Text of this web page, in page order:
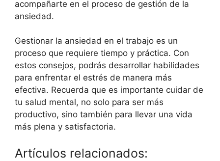
acompañarte en el proceso de gestión de la
ansiedad.
Gestionar la ansiedad en el trabajo es un
proceso que requiere tiempo y práctica. Con
estos consejos, podrás desarrollar habilidades
para enfrentar el estrés de manera más
efectiva. Recuerda que es importante cuidar de
tu salud mental, no solo para ser más
productivo, sino también para llevar una vida
más plena y satisfactoria.
Artículos relacionados: